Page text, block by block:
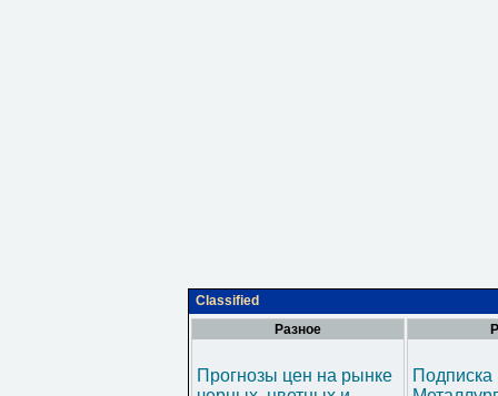
Classified
Разное
Прогнозы цен на рынке